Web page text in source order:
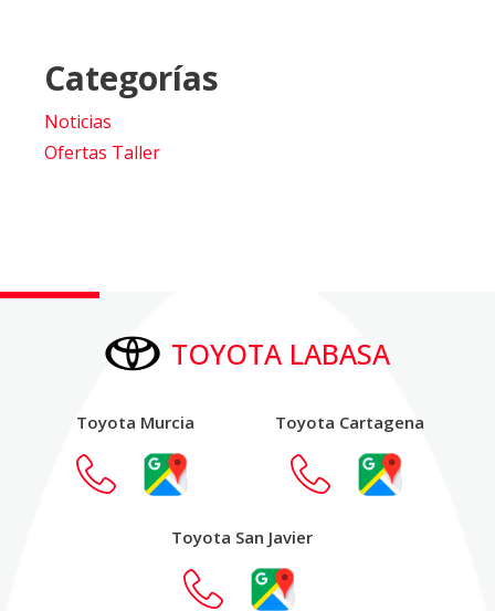
Categorías
Noticias
Ofertas Taller
TOYOTA LABASA
Toyota Murcia Toyota Cartagena
Toyota San Javier